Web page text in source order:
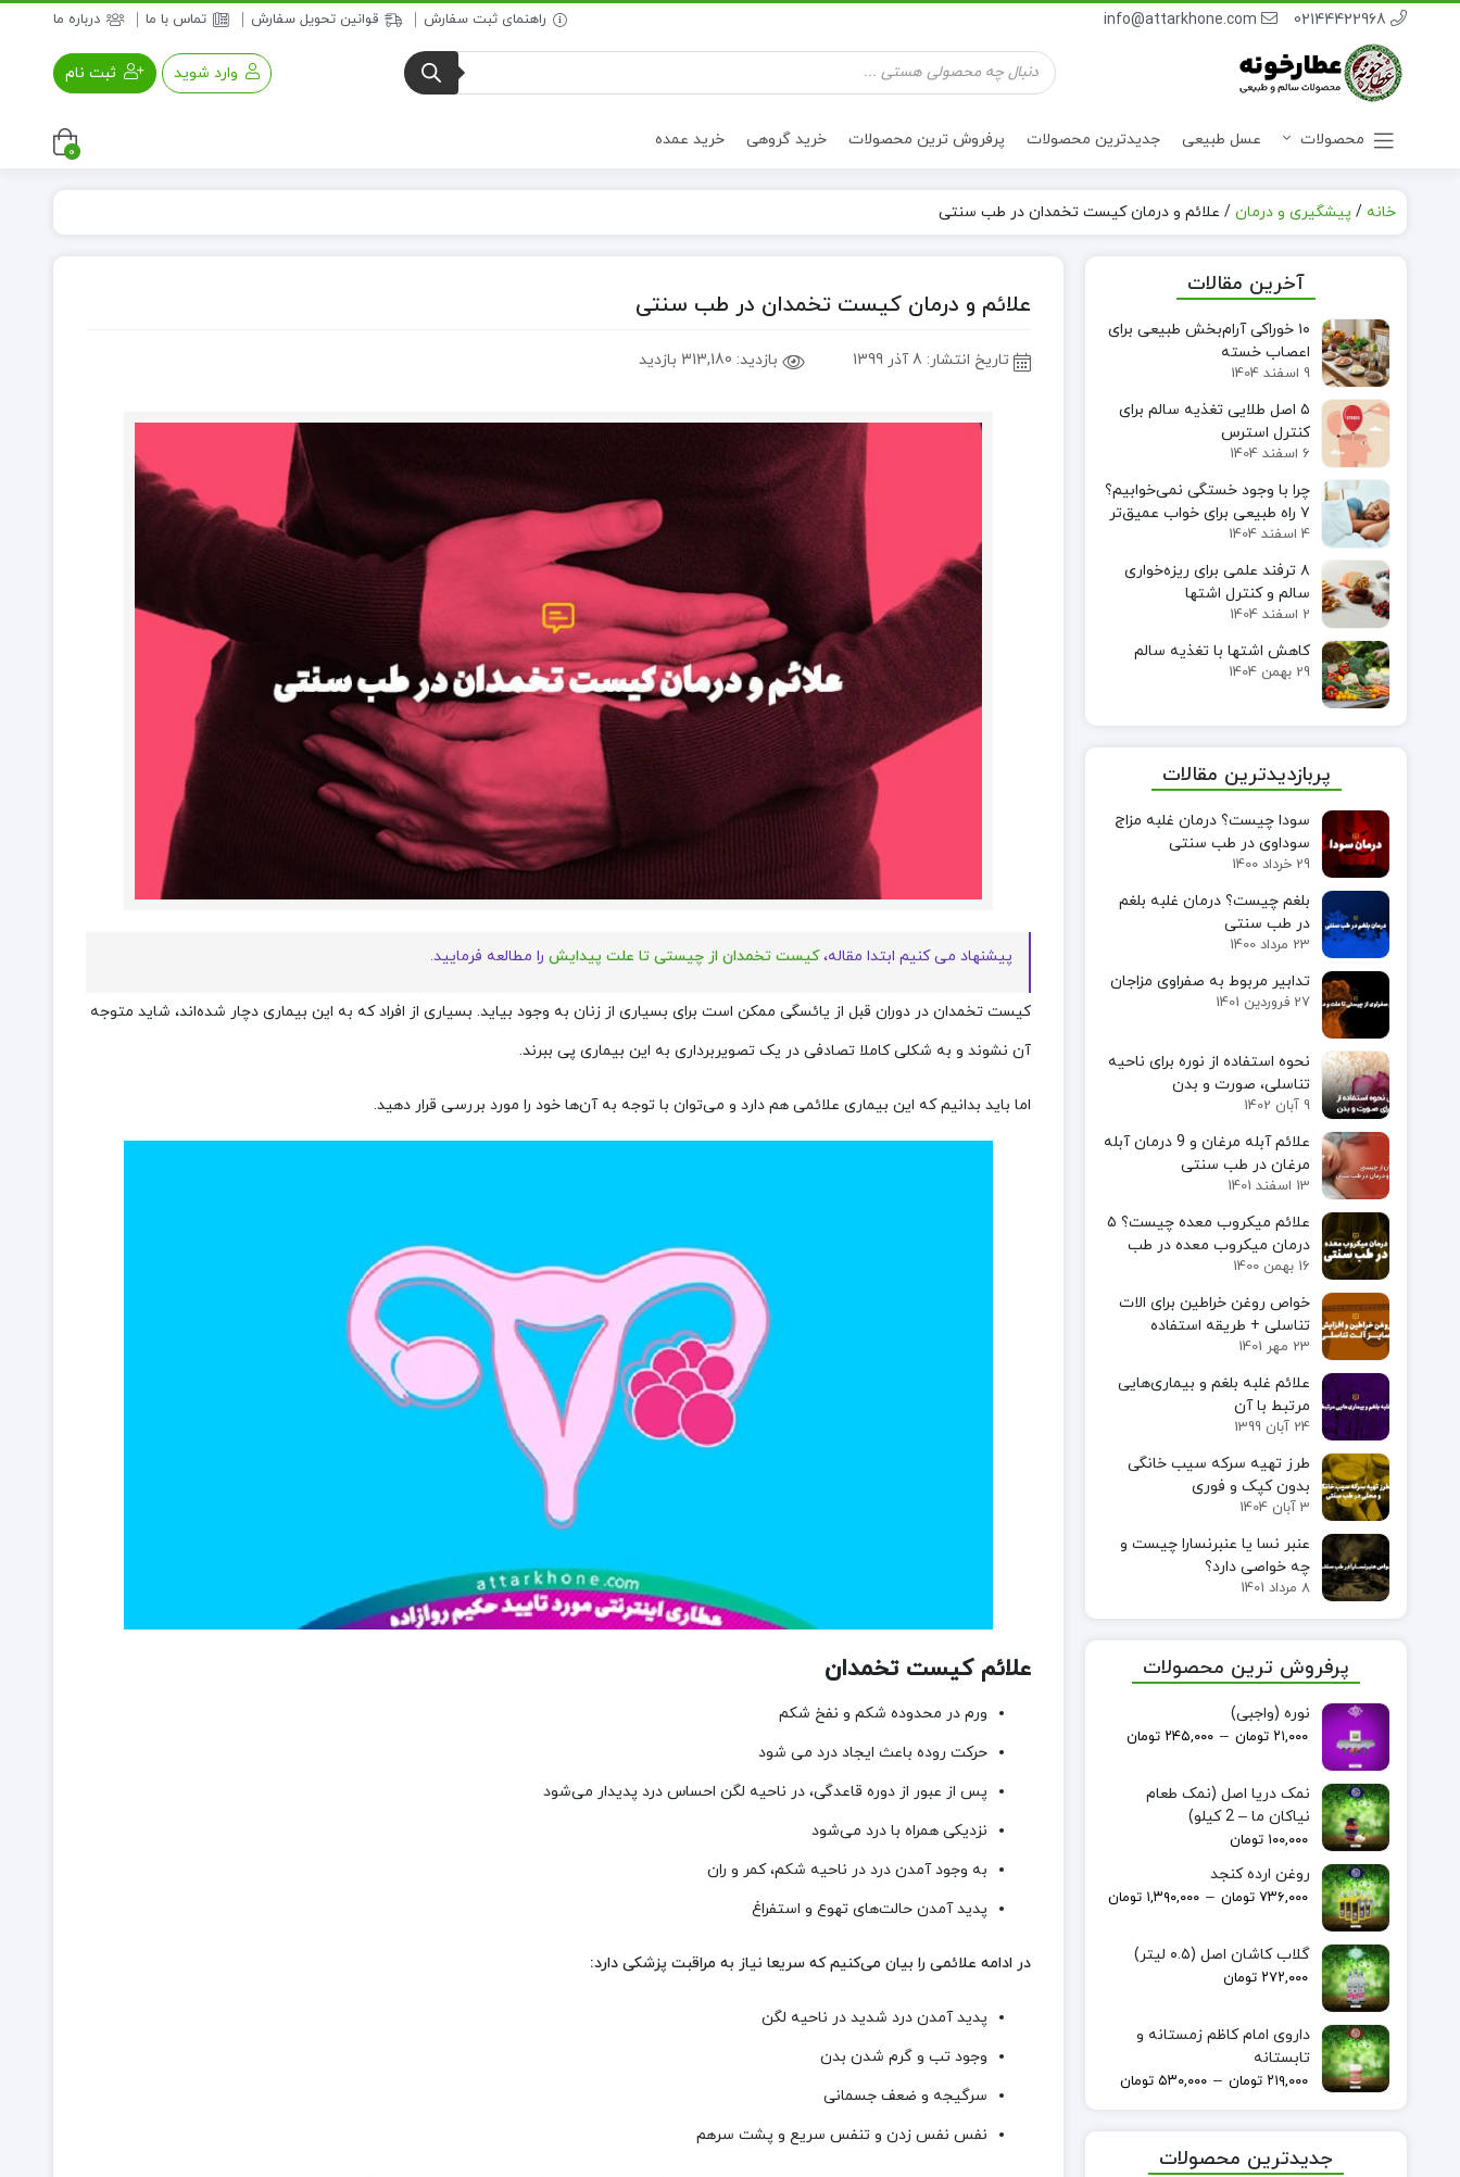
راهنمای ثبت سفارش قوانین تحویل سفارش تماس با ما درباره ما 02144422968
info@attarkhone.com
جستجوی
محصولات وارد شوید ثبت نام
محصولات
نوشیدنی ها
عسل طبیعی جدیدترین محصولات پرفروش ترین محصولات خرید گروهی خرید عمده
0
خانه / پیشگیری و درمان/ علائم و درمان کیست تخمدان در طب سنتی
علائم و درمان کیست تخمدان در طب سنتی
تاریخ انتشار: 8 آذر 1399 بازدید: 313,180 بازدید
پیشنهاد می کنیم ابتدا مقاله،کیست تخمدان از چیستی تا علت پیدایش را مطالعه فرمایید.
کیست تخمدان در دوران قبل از یائسگی ممکن است برای بسیاری از زنان به وجود بیاید. بسیاری از افراد که به این بیماری دچار شده‌اند، شاید متوجه
آن نشوند و به شکلی کاملا تصادفی در یک تصویربرداری به این بیماری پی ببرند.
اما باید بدانیم که این بیماری علائمی هم دارد و می‌توان با توجه به آن‌ها خود را مورد بررسی قرار دهید.
علائم کیست تخمدان
ورم در محدوده شکم و نفخ شکم
حرکت روده باعث ایجاد درد می‌ شود
پس از عبور از دوره قاعدگی، در ناحیه لگن احساس درد پدیدار می‌شود
نزدیکی همراه با درد می‌شود
به وجود آمدن درد در ناحیه شکم، کمر و ران
پدید آمدن حالت‌های تهوع و استفراغ
در ادامه علائمی را بیان می‌کنیم که سریعا نیاز به مراقبت پزشکی دارد:
پدید آمدن درد شدید در ناحیه لگن
وجود تب و گرم شدن بدن
سرگیجه و ضعف جسمانی
نفس نفس زدن و تنفس سریع و پشت سرهم
آخرین مقالات
۱۰ خوراکی آرام‌بخش طبیعی برای
اعصاب خسته
9 اسفند 1404
۵ اصل طلایی تغذیه سالم برای
کنترل استرس
6 اسفند 1404
چرا با وجود خستگی نمی‌خوابیم؟
۷ راه طبیعی برای خواب عمیق‌تر
4 اسفند 1404
۸ ترفند علمی برای ریزه‌خواری
سالم و کنترل اشتها
2 اسفند 1404
کاهش اشتها با تغذیه سالم
29 بهمن 1404
پربازدیدترین مقالات
سودا چیست؟ درمان غلبه مزاج
سوداوی در طب سنتی
29 خرداد 1400
بلغم چیست؟ درمان غلبه بلغم
در طب سنتی
23 مرداد 1400
تدابیر مربوط به صفراوی مزاجان
27 فروردین 1401
نحوه استفاده از نوره برای ناحیه
تناسلی، صورت و بدن
9 آبان 1402
علائم آبله مرغان و 9 درمان آبله
مرغان در طب سنتی
13 اسفند 1401
علائم میکروب معده چیست؟ ۵
درمان میکروب معده در طب
سنتی
16 بهمن 1400
خواص روغن خراطین برای الات
تناسلی + طریقه استفاده
23 مهر 1401
علائم غلبه بلغم و بیماری‌هایی
مرتبط با آن
24 آبان 1399
طرز تهیه سرکه سیب خانگی
بدون کپک و فوری
3 آبان 1404
عنبر نسا یا عنبرنسارا چیست و
چه خواصی دارد؟
8 مرداد 1401
پرفروش ترین محصولات
نوره (واجبی)
۲۱,۰۰۰ تومان – ۲۴۵,۰۰۰ تومان
نمک دریا اصل (نمک طعام
نیاکان ما – 2 کیلو)
۱۰۰,۰۰۰ تومان
روغن ارده کنجد
۷۳۶,۰۰۰ تومان – ۱,۳۹۰,۰۰۰ تومان
گلاب کاشان اصل (۰.۵ لیتر)
۲۷۲,۰۰۰ تومان
داروی امام کاظم زمستانه و
تابستانه
۲۱۹,۰۰۰ تومان – ۵۳۰,۰۰۰ تومان
جدیدترین محصولات